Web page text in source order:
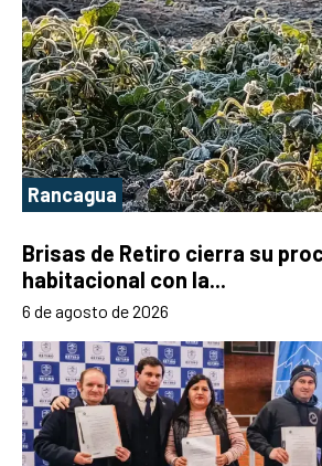
Rancagua
Brisas de Retiro cierra su
habitacional con la...
6 de agosto de 2026